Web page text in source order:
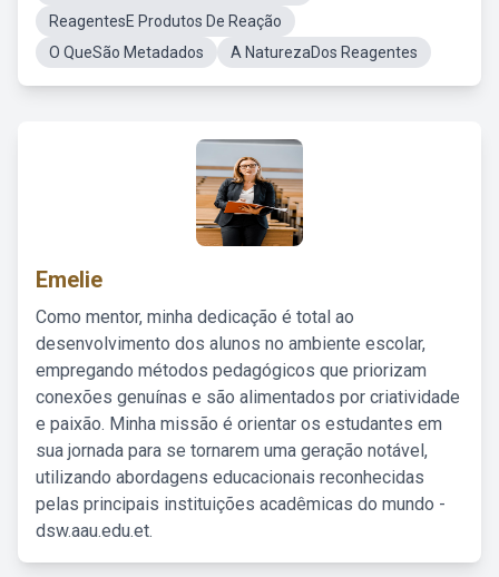
ReagentesE Produtos De Reação
O QueSão Metadados
A NaturezaDos Reagentes
Emelie
Como mentor, minha dedicação é total ao
desenvolvimento dos alunos no ambiente escolar,
empregando métodos pedagógicos que priorizam
conexões genuínas e são alimentados por criatividade
e paixão. Minha missão é orientar os estudantes em
sua jornada para se tornarem uma geração notável,
utilizando abordagens educacionais reconhecidas
pelas principais instituições acadêmicas do mundo -
dsw.aau.edu.et.